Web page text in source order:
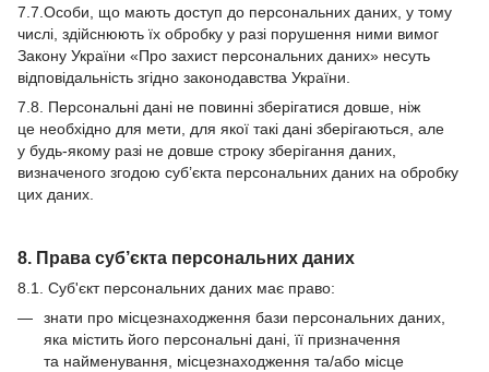
7.7.Особи, що мають доступ до персональних даних, у тому
числі, здійснюють їх обробку у разі порушення ними вимог
Закону України «Про захист персональних даних» несуть
відповідальність згідно законодавства України.
7.8. Персональні дані не повинні зберігатися довше, ніж
це необхідно для мети, для якої такі дані зберігаються, але
у будь-якому разі не довше строку зберігання даних,
визначеного згодою суб’єкта персональних даних на обробку
цих даних.
8. Права суб’єкта персональних даних
8.1. Суб'єкт персональних даних має право:
знати про місцезнаходження бази персональних даних,
яка містить його персональні дані, її призначення
та найменування, місцезнаходження та/або місце